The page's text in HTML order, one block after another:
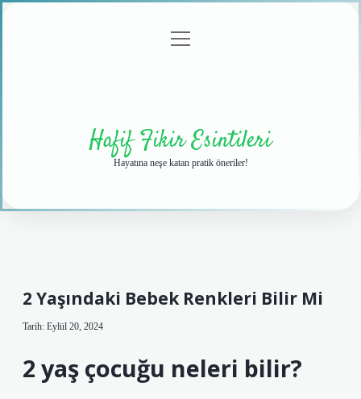
menüyü
Hafif Fikir Esintileri
Hayatına neşe katan pratik öneriler!
2 Yaşındaki Bebek Renkleri Bilir Mi
Tarih: Eylül 20, 2024
2 yaş çocuğu neleri bilir?